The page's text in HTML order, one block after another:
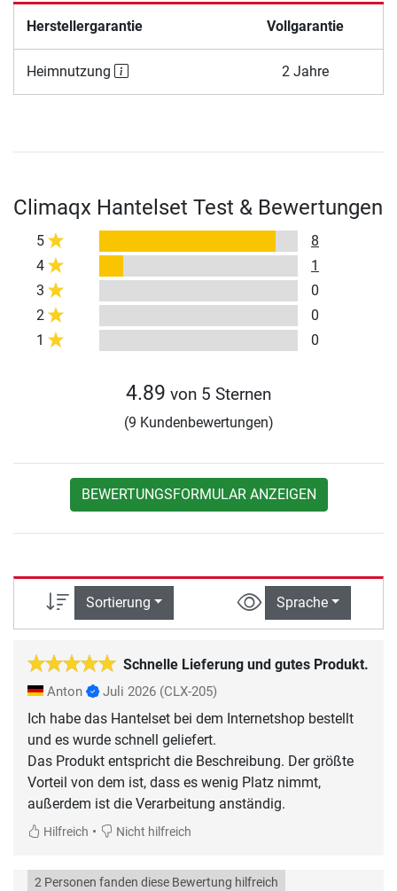
Herstellergarantie Vollgarantie
Heimnutzung 2 Jahre
Climaqx Hantelset Test & Bewertungen
5
8
4
1
3
0
2
0
1
0
4.89 von 5 Sternen
(9 Kundenbewertungen)
BEWERTUNGSFORMULAR ANZEIGEN
Sortierung Sprache
Schnelle Lieferung und gutes Produkt.
Anton Juli 2026 (CLX-205)
Ich habe das Hantelset bei dem Internetshop bestellt
und es wurde schnell geliefert.
Das Produkt entspricht die Beschreibung. Der größte
Vorteil von dem ist, dass es wenig Platz nimmt,
außerdem ist die Verarbeitung anständig.
Hilfreich • Nicht hilfreich
2 Personen fanden diese Bewertung hilfreich